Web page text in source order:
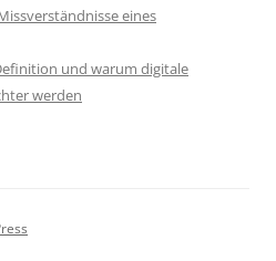
eines
und warum digitale
werden